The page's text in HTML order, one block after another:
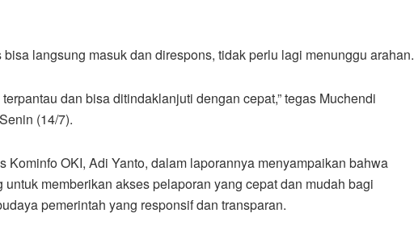
bisa langsung masuk dan direspons, tidak perlu lagi menunggu arahan.
dan bisa ditindaklanjuti dengan cepat,” tegas Muchendi
(14/7).
Kominfo OKI, Adi Yanto, dalam laporannya menyampaikan bahwa
memberikan akses pelaporan yang cepat dan mudah bagi
pemerintah yang responsif dan transparan.